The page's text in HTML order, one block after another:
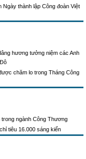
Đảng
Chính phủ về tăng cường
mua bán, tàng trữ, sử dụng
thành lập Công đoàn Việt
hương tưởng niệm các Anh
chăm lo trong Tháng Công
ngành Công Thương
tiêu 16.000 sáng kiến